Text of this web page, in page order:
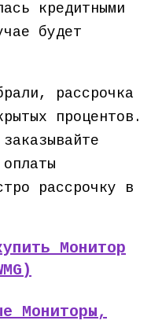
кредитными
будет
рассрочка
процентов.
рассрочку в
Монитор
Мониторы,